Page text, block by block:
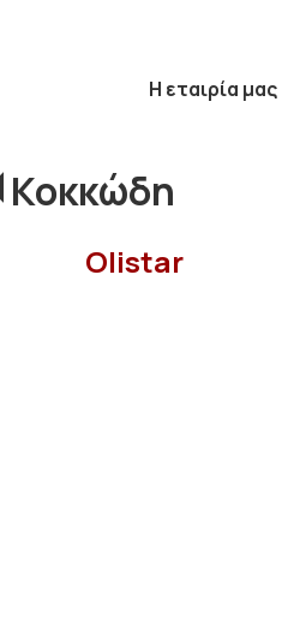
Η εταιρία μας
Κοκκώδη
Olistar